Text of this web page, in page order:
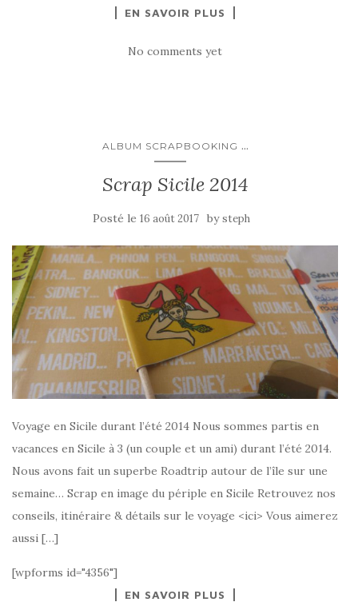
EN SAVOIR PLUS
No comments yet
ALBUM SCRAPBOOKING ...
Scrap Sicile 2014
Posté le 16 août 2017 bysteph
Voyage en Sicile durant l’été 2014 Nous sommes partis en
vacances en Sicile à 3 (un couple et un ami) durant l’été 2014.
Nous avons fait un superbe Roadtrip autour de l’île sur une
semaine… Scrap en image du périple en Sicile Retrouvez nos
conseils, itinéraire & détails sur le voyage <ici> Vous aimerez
aussi […]
[wpforms id="4356"]
EN SAVOIR PLUS